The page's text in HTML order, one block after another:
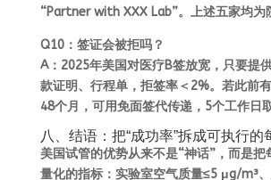
“Partner with XXX Lab”。上述五家均为
Q10：签证会被拒吗？
A：2025年美国对医疗B签放宽，只要提
款证明、行程单，拒签率＜2%。若此前
48个月，可用免面签代传递，5个工作日取
八、结语：把“成功率”拆成可执行的
美国试管的优势从来不是“神话”，而是把
量化的指标：实验室空气质量≤5 μg/m³